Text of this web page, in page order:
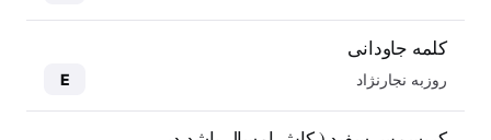
کلمه جاودانی
روزبه نجارنژاد E